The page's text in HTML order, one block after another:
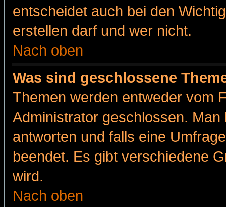
entscheidet auch bei den
erstellen darf und wer nicht.
Nach oben
Was sind geschlossene
Themen werden entweder vom
Administrator geschlossen.
antworten und falls eine
beendet. Es gibt verschiedene
wird.
Nach oben